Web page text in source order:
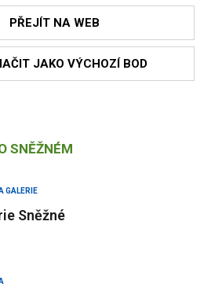
PŘEJÍT NA WEB
JAKO VÝCHOZÍ BOD
SNĚŽNÉM
GALERIE
Sněžné